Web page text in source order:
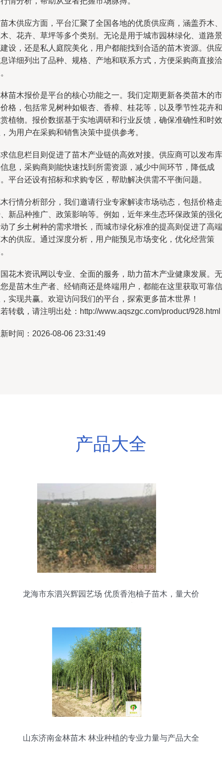
木供应方面，平台汇聚了全国各地的优质供应商，涵盖乔木、
、花卉、草坪等多个类别。无论是用于城市园林绿化、道路景
设，还是私人庭院美化，用户都能找到合适的苗木资源。供应
详细列出了品种、规格、产地和联系方式，方便采购商直接洽
苗木报价是平台的核心功能之一。我们定期更新各类苗木的市
格，包括常见树种如银杏、香樟、桂花等，以及季节性花卉和
植物。报价数据基于实地调研和行业反馈，确保准确性和时效
为用户在采购和销售决策中提供参考。
信息栏目则促进了苗木产业链的高效对接。供应商可以发布库
息，采购商则能快速找到所需资源，减少中间环节，降低成
平台还设有招标和求购专区，帮助解决供需不平衡问题。
行情分析部分，我们邀请行业专家解读市场动态，包括价格走
新品种推广、政策影响等。例如，近年来生态环保政策的强化
了乡土树种的需求增长，而城市绿化标准的提高则促进了高端
的供应。通过深度分析，用户能预见市场变化，优化经营策
花木资讯网以专业、全面的服务，助力苗木产业健康发展。无
是苗木生产者、经销商还是终端用户，都能在这里获取可靠信
实现共赢。欢迎访问我们的平台，探索更多苗木世界！
转载，请注明出处：http://www.aqszgc.com/product/928.html
时间：2026-08-06 23:31:49
产品大全
龙海市东泗兴辉园艺场 优质香泡柚子苗木，量大价
山东济南金林苗木 林业种植的专业力量与产品大全